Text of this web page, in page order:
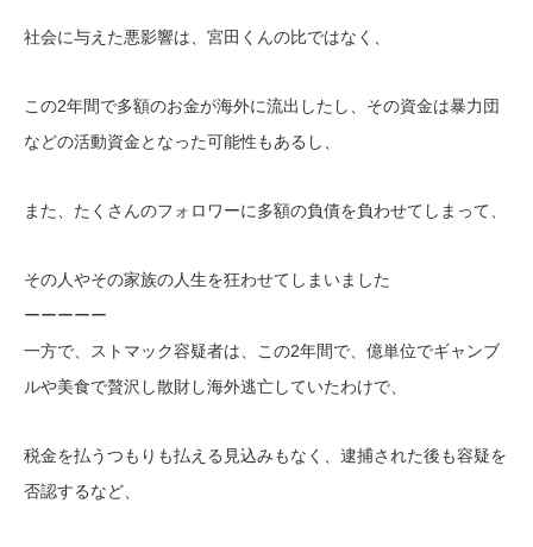
社会に与えた悪影響は、宮田くんの比ではなく、
この2年間で多額のお金が海外に流出したし、その資金は暴力団
などの活動資金となった可能性もあるし、
また、たくさんのフォロワーに多額の負債を負わせてしまって、
その人やその家族の人生を狂わせてしまいました
ーーーーー
一方で、ストマック容疑者は、この2年間で、億単位でギャンブ
ルや美食で贅沢し散財し海外逃亡していたわけで、
税金を払うつもりも払える見込みもなく、逮捕された後も容疑を
否認するなど、